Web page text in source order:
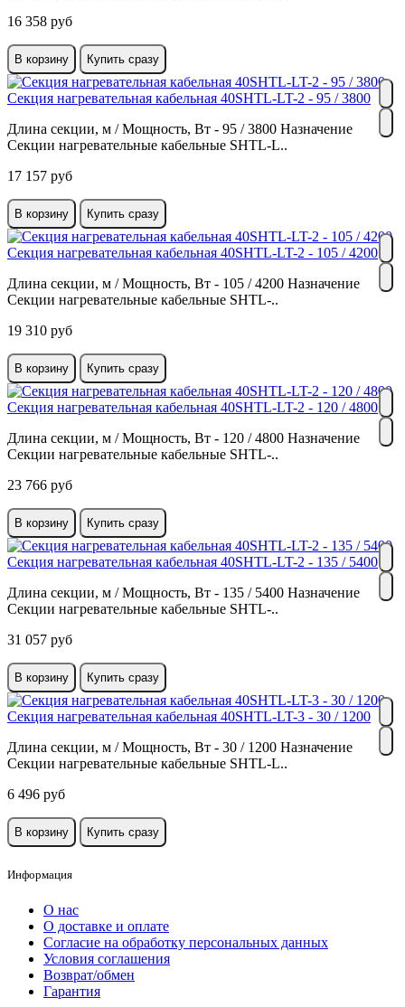
16 358 руб
В корзину Купить сразу
Секция нагревательная кабельная 40SHTL-LT-2 - 95 / 3800
Длина секции, м / Мощность, Вт - 95 / 3800 Назначение
Секции нагревательные кабельные SHTL-L..
17 157 руб
В корзину Купить сразу
Секция нагревательная кабельная 40SHTL-LT-2 - 105 / 4200
Длина секции, м / Мощность, Вт - 105 / 4200 Назначение
Секции нагревательные кабельные SHTL-..
19 310 руб
В корзину Купить сразу
Секция нагревательная кабельная 40SHTL-LT-2 - 120 / 4800
Длина секции, м / Мощность, Вт - 120 / 4800 Назначение
Секции нагревательные кабельные SHTL-..
23 766 руб
В корзину Купить сразу
Секция нагревательная кабельная 40SHTL-LT-2 - 135 / 5400
Длина секции, м / Мощность, Вт - 135 / 5400 Назначение
Секции нагревательные кабельные SHTL-..
31 057 руб
В корзину Купить сразу
Секция нагревательная кабельная 40SHTL-LT-3 - 30 / 1200
Длина секции, м / Мощность, Вт - 30 / 1200 Назначение
Секции нагревательные кабельные SHTL-L..
6 496 руб
В корзину Купить сразу
Информация
О нас
О доставке и оплате
Cогласие на обработку персональных данных
Условия соглашения
Возврат/обмен
Гарантия